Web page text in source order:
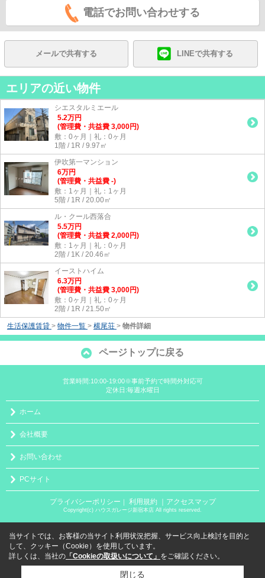
電話でお問い合わせする
メールで共有する LINEで共有する
エリアの近い物件
シエスタルミエール
5.2万円
(管理費・共益費 3,000円)
敷：0ヶ月｜礼：0ヶ月
1階 / 1R / 9.97㎡
伊吹第一マンション
6万円
(管理費・共益費 -)
敷：1ヶ月｜礼：1ヶ月
5階 / 1R / 20.00㎡
ル・クール西落合
5.5万円
(管理費・共益費 2,000円)
敷：1ヶ月｜礼：0ヶ月
2階 / 1K / 20.46㎡
イーストハイム
6.3万円
(管理費・共益費 3,000円)
敷：0ヶ月｜礼：0ヶ月
2階 / 1R / 21.50㎡
生活保護賃貸 > 物件一覧 > 横尾荘 > 物件詳細
ページトップに戻る
営業時間:10:00-19:00※事前予約で時間外対応可
定休日:毎週水曜日
ホーム
会社概要
お問い合わせ
PCサイト
プライバシーポリシー ｜ 利用規約 ｜アクセスマップ
Copyright(c) ハウスガレージ新宿本店 All rights reserved.
当サイトでは、お客様の当サイト利用状況把握、サービス向上検討を目的と
して、クッキー（Cookie）を使用しています。
詳しくは、当社の 「Cookieの取扱いについて」 をご確認ください。
閉じる